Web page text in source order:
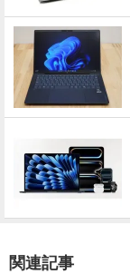
関連記事